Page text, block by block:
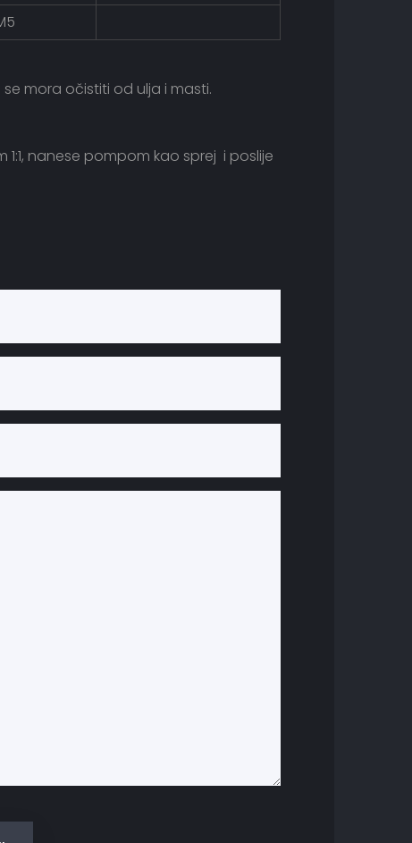
mora očistiti od ulja i masti.
1:1, nanese pompom kao sprej i poslije